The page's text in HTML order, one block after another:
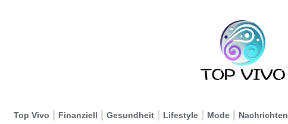
Top Vivo Finanziell Gesundheit Lifestyle Mode Nachrichten